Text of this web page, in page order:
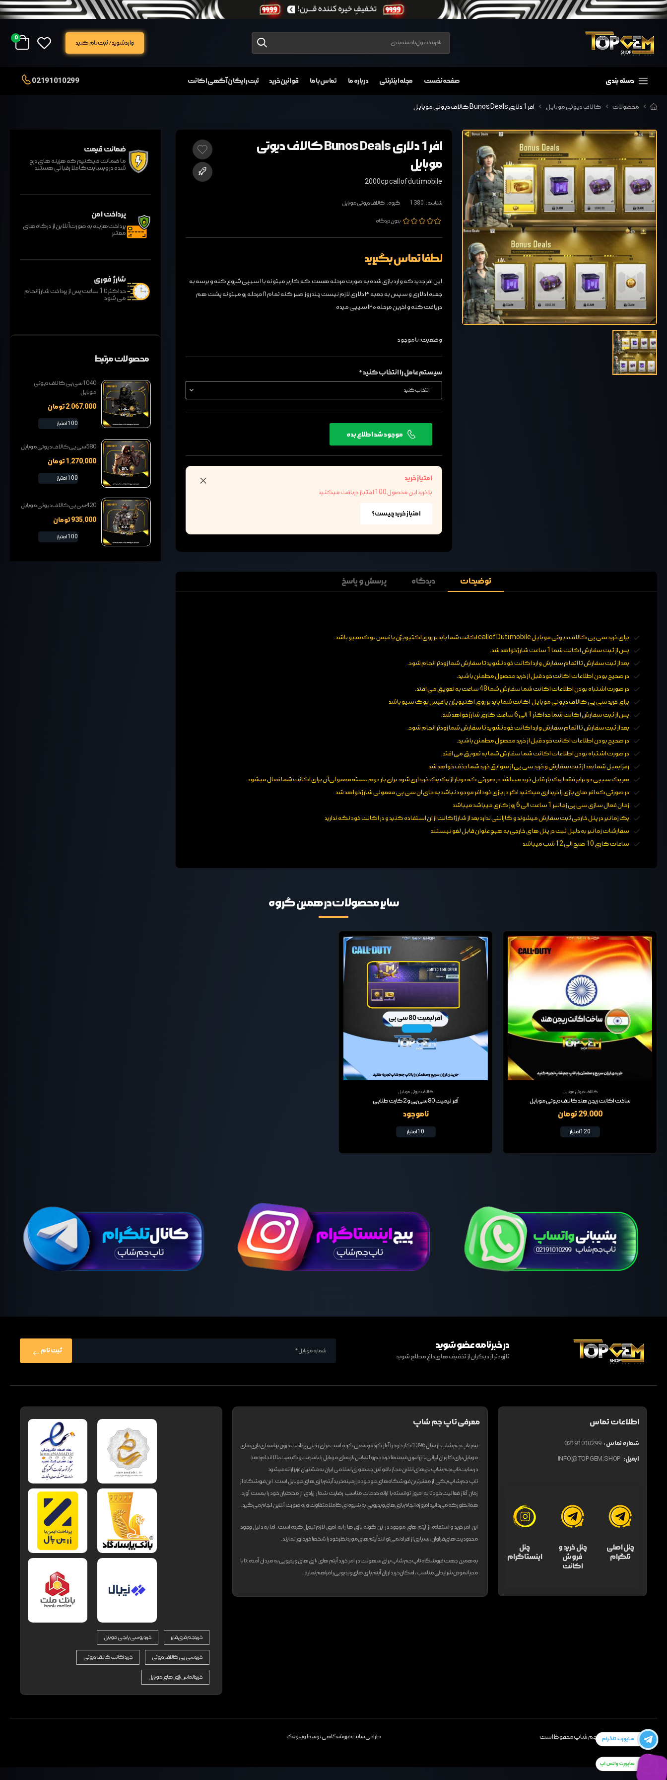
وارد شوید / ثبت نام کنید
0
دسته بندی صفحه نخست مجله اینترنتی درباره ما تماس با ما قوانین خرید ثبت رایگان آگهی اکانت 02191010299
محصولات کالاف دیوتی موبایل افر 1 دلاری Bunos Deals کالاف دیوتی موبایل
ضمانت قیمت
ما ضمانت میکنیم که هزینه های درج
شده در وبسایت کاملا رقباتی هستند
پرداخت امن
پرداخت هزینه به صورت آنلاین از درگاه های
معتبر
شارژ فوری
حداکثر تا 1 ساعت پس از پرداخت شارژ انجام
می شود
محصولات مرتبط
1040سی پی کالاف دیوتی
موبایل
2,067,000 تومان
100 امتیاز
580سی پی کالاف دیوتی موبایل
1,270,000 تومان
100 امتیاز
420سی پی کالاف دیوتی موبایل
935,000 تومان
100 امتیاز
افر 1 دلاری Bunos Deals کالاف دیوتی
موبایل
2000cp call of duti mobile
شناسه: 1380 گروه: کالاف دیوتی موبایل
بدون دیدگاه
لطفا تماس بگیرید
این افر جدید که وارد بازی شده به صورت مرحله هست.که کاربر میتونه با ۱ سیپی شروع کنه و برسه به
جعبه ۱ دلاری و سپس به جعبه ۳ دلاری لازم نیست چند روز صبر کنه تمام ۸ مرحله رو میتونه پشت هم
دریافت کنه و اخرین مرحله ۱۲۰ سیپی میده
وضعیت:ناموجود
سیستم عامل را انتخاب کنید *
موجود شد اطلاع بده
امتیاز خرید
با خرید این محصول 100 امتیاز دریافت میکنید
امتیاز خرید چیست؟
توضیحات دیدگاه پرسش و پاسخ
برای خرید سی پی کالاف دیوتی موبایل callof Duti mobile اکانت شما باید بر روی اکتیویژن یا فیس بوک سیو باشد.
پس از ثبت سفارش اکانت شما 1 ساعت شارژ خواهد شد.
بعد از ثبت سفارش تا اتمام سفارش وارد اکانت خود نشوید تا سفارش شما زودتر انجام شود.
در صحیح بودن اطلاعات اکانت خود قبل از خرید محصول مطمئن باشید.
در صورت اشتباه بودن اطلاعات اکانت شما سفارش شما 48 ساعت به تعویق می افتد.
برایخرید سی پی کالاف دیوتی موبایلاکانت شما باید بر روی اکتیویژن یا فیس بوک سیو باشد
پس از ثبت سفارش اکانت شما حداکثر 1 الی 6 ساعت کاری شارژ خواهد شد.
بعد از ثبت سفارش تا اتمام سفارش وارد اکانت خود نشوید تا سفارش شما زودتر انجام شود.
در صحیح بودن اطلاعات اکانت خود قبل از خرید محصول مطمئن باشید.
در صورت اشتباه بودن اطلاعات اکانت شما سفارش شما به تعویق می افتد.
رمز ایمیل شما بعد از ثبت سفارش و خرید سی پی از سوابق خرید شما حذف خواهد شد
هر پک سیپی دو برابر فقط یک بار قابل خرید میباشد در صورتی که دوبار از یک پک خریداری شود برای بار دوم بسته معمولی آن برای اکانت شما فعال میشود
در صورتی که افر های بازی را خریداری میکنید اگر در بازی خود افر موجود نباشد به جای ان سی پی معمولی شارژ خواهد شد
زمان فعال سازی سی پی زمانبر 1 ساعت الی 6 روز کاری میباشد میباشد
پک زمانبر در پنل خارجی ثبت سفارش میشوند و گارانتی ندارد بعد از شارژ اکانت از ان استفاده کنید و در اکانت خود نگه ندارید
سفارشات زمانبر به دلیل ثبت در پنل های خارجی به هیچ عنوان قابل لغو نیستند
ساعات کاری 10 صبح الی 12 شب میباشد
سایر محصولات در همین گروه
کالاف دیوتی موبایل
ساخت اکانت ریجن هند کالاف دیوتی موبایل
29,000 تومان
120 امتیاز
کالاف دیوتی موبایل
آفر لیمیت 80 سی پی و 2 کارت طلایی
ناموجود
10 امتیاز
در خبرنامه عضو شوید
تا زودتر از دیگران از تخفیف های داغ مطلع شوید
ثبت نام
اطلاعات تماس
شماره تماس : 02191010299
ایمیل: INFO@TOPGEM.SHOP
چنل اصلی
تلگرام
چنل خرید و
فروش
اکانت
چنل
اینستاگرام
معرفی تاپ جم شاپ
تیم تاپ جم شاپ از سال 1396 کار خود را آغاز کرده و سعی کرده است برای راحتی پرداخت درون برنامه ای بازی های
موبایل برای کاربران ایرانی با ارزانترین قیمتها خرید جم و الماس بازیهای موبایل را با سرعت و کیفیت بالا انجام دهد
در سایت تاپ جم شاپ بازیهای انلاین مجاز با قوانین جمهوری اسلامی ایران به مشتریان عزیز ارائه میشود
تاپ جم شاپ یکی از معتبر‌ترین فروشگاه های موجود در زمینه خرید آیتم بازی های موبایل است. این فروشگاه از
زمان آغاز فعالیت خود تا به امروز توانسته با ارائه خدمات مناسب رضایت شمار زیادی از مخاطبان خود را بدست آورد.
همانطور که می‌دانید امروزه انجام بازی های ویدیویی به شیوه‌ای کاملا متفاوت و به صورت آنلاین انجام می‌گیرد.
این امر خرید و استفاده از آیتم های موجود در این گونه بازی ها را به امری لازم تبدیل کرده است. اما به دلیل وجود
محدودیت های فراوان، بسیاری از افراد نمی‌توانند آیتم های مورد نظر خود را شخصا خریداری نمایند.
به همین جهت فروشگاه تاپ جم شاپ برای سهولت در امر خرید آیتم های بازی های ویدیویی به میدان آمده؛ تا با
محیا نمودن شرایطی مناسب، امکان خرید ارزان آیتم بازی های ویدیویی را فراهم نماید.
خرید جم فری فایر خرید یوسی پابجی موبایل
خرید سی پی کالاف دیوتی خرید اکانت کالاف دیوتی
خرید الماس بازی های موبایل
تمام حقوق برای تاپ جم شاپ محفوظ است طراحی سایت فروشگاهیتوسطوبنوتک